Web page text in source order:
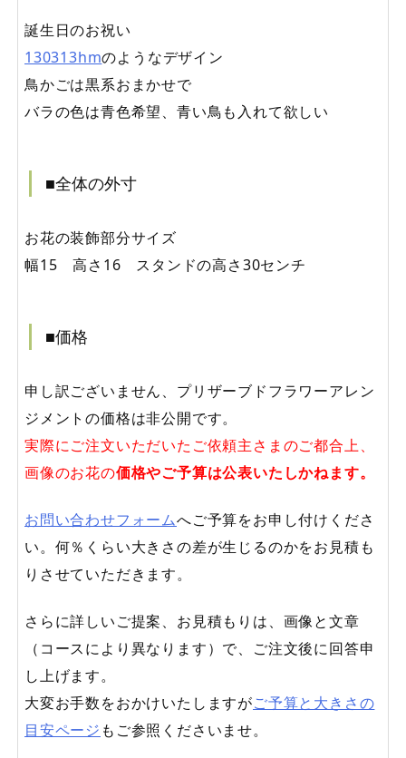
誕生日のお祝い
130313hmのようなデザイン
鳥かごは黒系おまかせで
バラの色は青色希望、青い鳥も入れて欲しい
■全体の外寸
お花の装飾部分サイズ
幅15 高さ16 スタンドの高さ30センチ
■価格
申し訳ございません、プリザーブドフラワーアレン
ジメントの価格は非公開です。
実際にご注文いただいたご依頼主さまのご都合上、
画像のお花の価格やご予算は公表いたしかねます。
お問い合わせフォームへご予算をお申し付けくださ
い。何％くらい大きさの差が生じるのかをお見積も
りさせていただきます。
さらに詳しいご提案、お見積もりは、画像と文章
（コースにより異なります）で、ご注文後に回答申
し上げます。
大変お手数をおかけいたしますがご予算と大きさの
目安ページ もご参照くださいませ。